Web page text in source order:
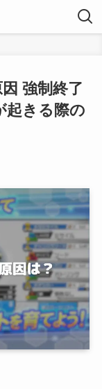
強制終了
起きる際の